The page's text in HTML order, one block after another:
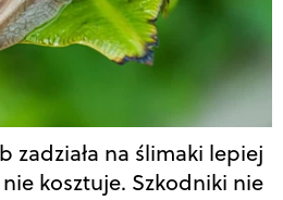
zadziała na ślimaki lepiej
kosztuje. Szkodniki nie